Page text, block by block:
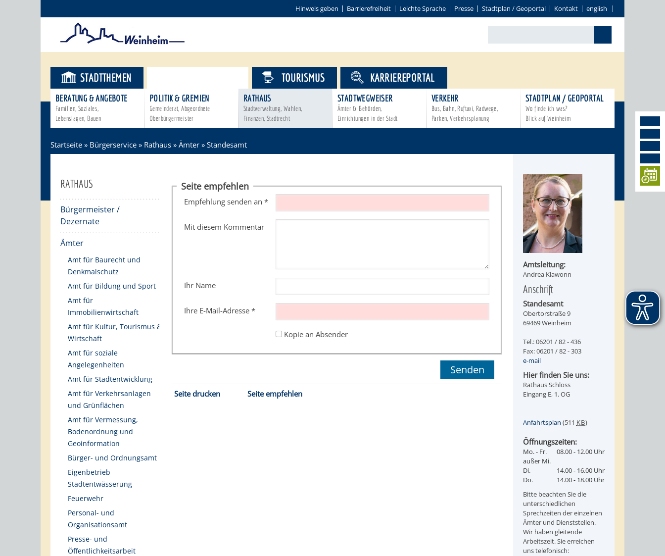
Hinweis geben Barrierefreiheit Leichte Sprache Presse Stadtplan / Geoportal Kontakt english
STADTTHEMEN
BERATUNG & ANGEBOTE
Familien, Soziales,
Lebenslagen, Bauen
POLITIK & GREMIEN
Gemeinderat, Abgeordnete
Oberbürgermeister
RATHAUS
Stadtverwaltung, Wahlen,
Finanzen, Stadtrecht
STADTWEGWEISER
Ämter & Behörden,
Einrichtungen in der Stadt
VERKEHR
Bus, Bahn, Ruftaxi, Radwege,
Parken, Verkehrsplanung
STADTPLAN / GEOPORTAL
Wo finde ich was?
Blick auf Weinheim
TOURISMUS KARRIEREPORTAL
Startseite » Bürgerservice » Rathaus » Ämter » Standesamt
RATHAUS
Bürgermeister /
Dezernate
Ämter
Amt für Baurecht und
Denkmalschutz
Amt für Bildung und Sport
Amt für
Immobilienwirtschaft
Amt für Kultur, Tourismus &
Wirtschaft
Amt für soziale
Angelegenheiten
Amt für Stadtentwicklung
Amt für Verkehrsanlagen
und Grünflächen
Amt für Vermessung,
Bodenordnung und
Geoinformation
Bürger- und Ordnungsamt
Eigenbetrieb
Stadtentwässerung
Feuerwehr
Personal- und
Organisationsamt
Presse- und
Öffentlichkeitsarbeit
Seite empfehlen
Empfehlung senden an *
Mit diesem Kommentar
Ihr Name
Ihre E-Mail-Adresse*
Kopie an Absender
Seite drucken Seite empfehlen
Amtsleitung:
Andrea Klawonn
Anschrift
Standesamt
Obertorstraße 9
69469 Weinheim
Tel.: 06201 / 82 - 436
Fax: 06201 / 82 - 303
e-mail
Hier finden Sie uns:
Rathaus Schloss
Eingang E, 1. OG
Anfahrtsplan (511 KB)
Öffnungszeiten:
Mo. - Fr.
außer Mi.
08.00 - 12.00 Uhr
Di.
14.00 - 16.00 Uhr
Do.
14.00 - 18.00 Uhr
Bitte beachten Sie die
unterschiedlichen
Sprechzeiten der einzelnen
Ämter und Dienststellen.
Wir haben gleitende
Arbeitszeit. Sie erreichen
uns telefonisch: